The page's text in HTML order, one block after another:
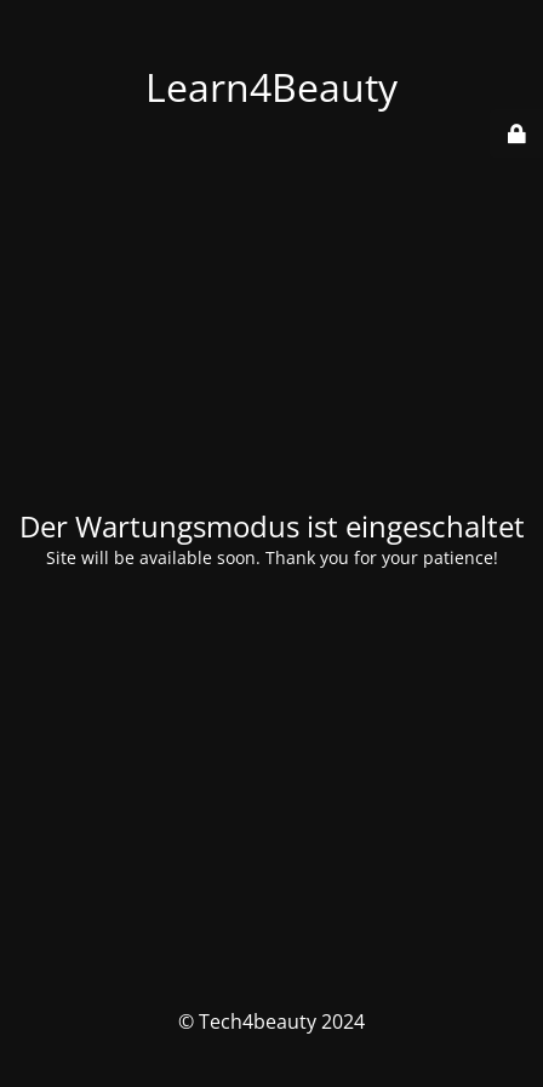
Learn4Beauty
Der Wartungsmodus ist eingeschaltet
Site will be available soon. Thank you for your patience!
© Tech4beauty 2024